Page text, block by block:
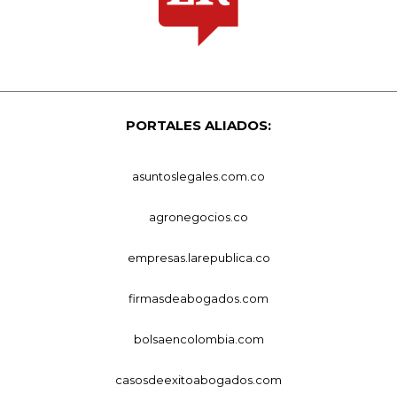
PORTALES ALIADOS:
asuntoslegales.com.co
agronegocios.co
empresas.larepublica.co
firmasdeabogados.com
bolsaencolombia.com
casosdeexitoabogados.com